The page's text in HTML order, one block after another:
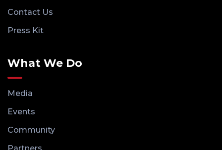
Contact Us
Press Kit
What We Do
Media
Events
Community
Partners